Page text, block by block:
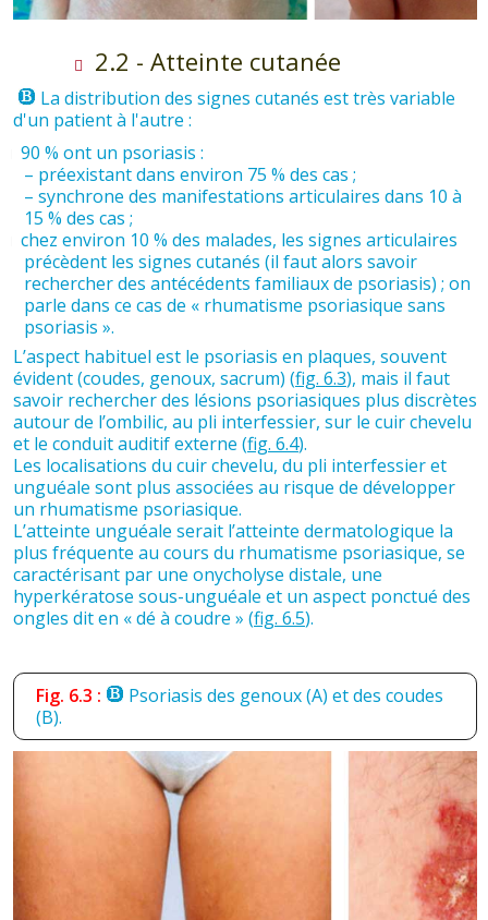
2.2 - Atteinte cutanée
La distribution des signes cutanés est très variable
d'un patient à l'autre :
90 % ont un psoriasis :
– préexistant dans environ 75 % des cas ;
– synchrone des manifestations articulaires dans 10 à
15 % des cas ;
chez environ 10 % des malades, les signes articulaires
précèdent les signes cutanés (il faut alors savoir
rechercher des antécédents familiaux de psoriasis) ; on
parle dans ce cas de « rhumatisme psoriasique sans
psoriasis ».
L’aspect habituel est le psoriasis en plaques, souvent
évident (coudes, genoux, sacrum) (fig. 6.3), mais il faut
savoir rechercher des lésions psoriasiques plus discrètes
autour de l’ombilic, au pli interfessier, sur le cuir chevelu
et le conduit auditif externe (fig. 6.4).
Les localisations du cuir chevelu, du pli interfessier et
unguéale sont plus associées au risque de développer
un rhumatisme psoriasique.
L’atteinte unguéale serait l’atteinte dermatologique la
plus fréquente au cours du rhumatisme psoriasique, se
caractérisant par une onycholyse distale, une
hyperkératose sous-unguéale et un aspect ponctué des
ongles dit en « dé à coudre » (fig. 6.5).
Fig. 6.3 :
Psoriasis des genoux (A) et des coudes
(B).